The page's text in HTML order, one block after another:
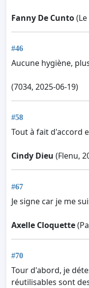
Fanny De Cunto
#46
Aucune hygiène,
(7034, 2025-06-19)
#58
Tout à fait d'accord
Cindy Dieu (Flenu,
#67
Je signe car je me
Axelle Cloquette
#70
Tour d'abord, je
réutilisables sont